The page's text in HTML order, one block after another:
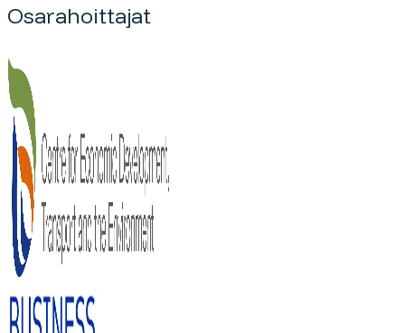
Osarahoittajat